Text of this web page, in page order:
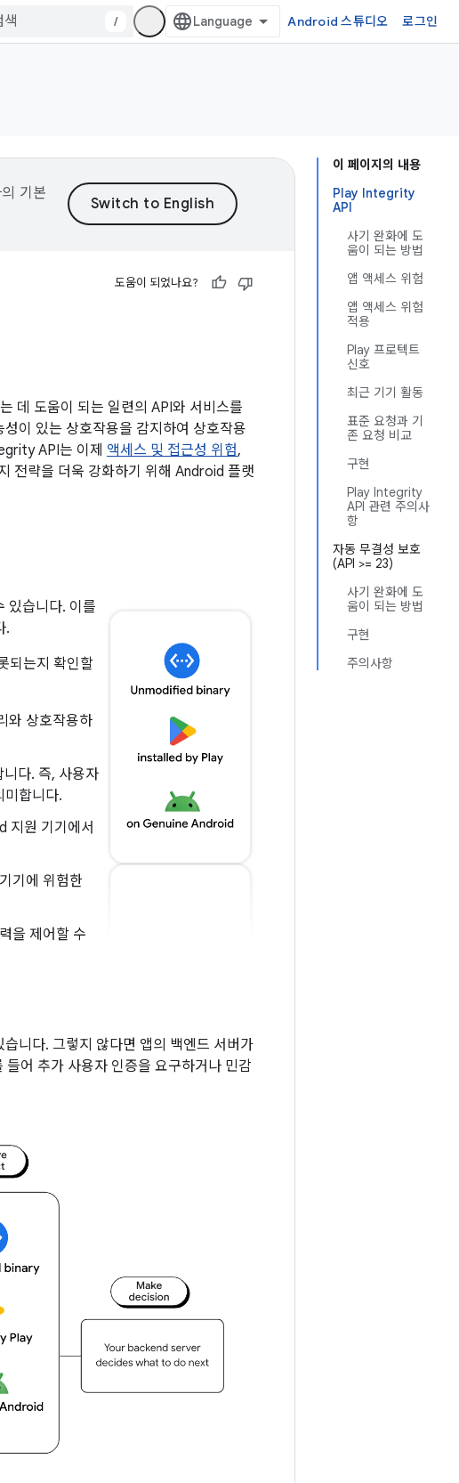
/ Android 스튜디오 로그인
이 페이지의 내용
Play Integrity
API
사기 완화에 도
움이 되는 방법
앱 액세스 위험
앱 액세스 위험
적용
Play 프로텍트
신호
최근 기기 활동
표준 요청과 기
존 요청 비교
구현
Play Integrity
API 관련 주의사
항
자동 무결성 보호
(API >= 23)
사기 완화에 도
움이 되는 방법
구현
주의사항
기본
도움이 되었나요?
데 도움이 되는 일련의 API와 서비스를
이 있는 상호작용을 감지하여 상호작용
API는 이제 액세스 및 접근성 위험,
전략을 더욱 강화하기 위해 Android 플랫
있습니다. 이를
.
되는지 확인할
와 상호작용하
다. 즉, 사용자
합니다.
지원 기기에서
기에 위험한
을 제어할 수
니다. 그렇지 않다면 앱의 백엔드 서버가
어 추가 사용자 인증을 요구하거나 민감